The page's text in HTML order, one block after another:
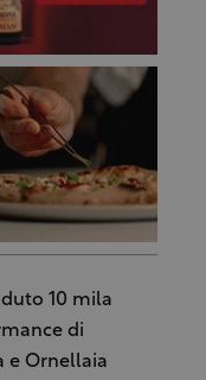
10 mila
di
e Ornellaia